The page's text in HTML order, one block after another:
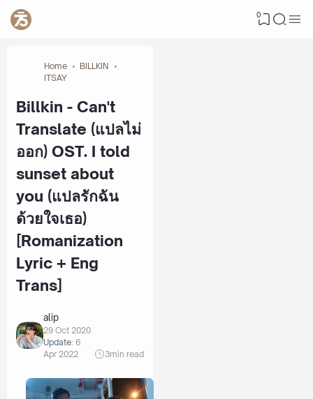
0
Home
BILLKIN
ITSAY
Billkin - Can't
Translate (แปลไม่
ออก) OST. I told
sunset about
you (แปลรักฉัน
ด้วยใจเธอ)
[Romanization
Lyric + Eng
Trans]
alip
29 Oct 2020
Update: 6
Apr 2022
3min read